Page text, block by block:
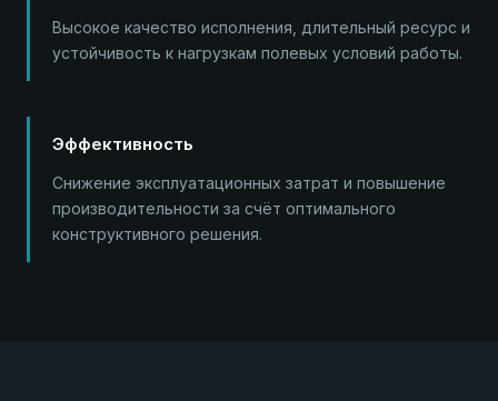
Высокое качество исполнения, длительный ресурс и
устойчивость к нагрузкам полевых условий работы.
Эффективность
Снижение эксплуатационных затрат и повышение
производительности за счёт оптимального
конструктивного решения.